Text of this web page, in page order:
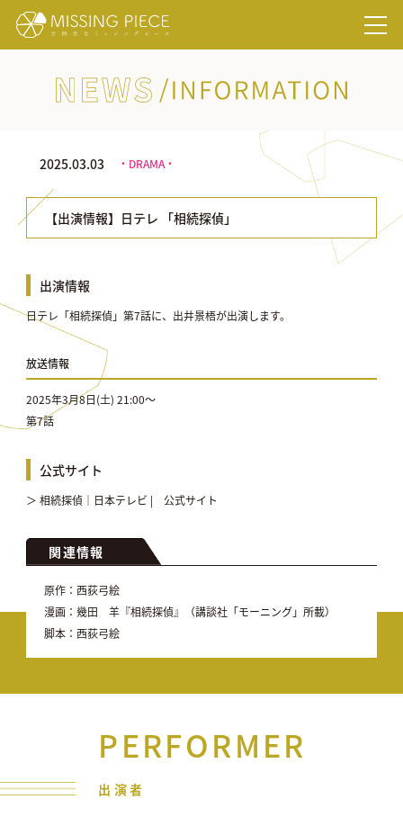
NEWS/INFORMATION
2025.03.03 ・DRAMA・
【出演情報】日テレ 「相続探偵」
出演情報
日テレ「相続探偵」第7話に、出井景梧が出演します。
放送情報
2025年3月8日(土) 21:00〜
第7話
公式サイト
＞ 相続探偵｜日本テレビ | 公式サイト
関連情報
原作：西荻弓絵
漫画：幾田 羊『相続探偵』（講談社「モーニング」所載）
脚本：西荻弓絵
PERFORMER
出演者